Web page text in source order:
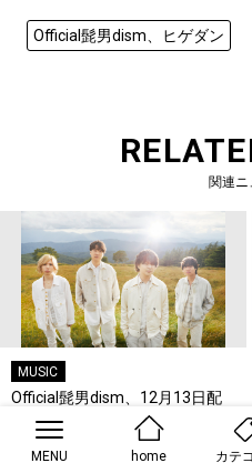
Official髭男dism、ヒゲダン
関連ニ
MUSIC
Official髭男dism、12月13日配
信リリースの新曲
「SOULSOUP」MV公開！さら
に、日本テレビ「news zero」
MENU home カテ